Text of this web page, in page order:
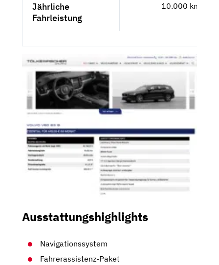
Jährliche
Fahrleistung
10.000 km
Ausstattungshighlights
Navigationssystem
Fahrerassistenz-Paket